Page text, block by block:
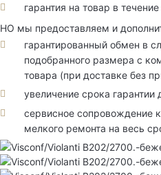
гарантия на товар в
НО мы предоставляем и
гарантированный обмен в
подобранного размера с
товара (при доставке без
увеличение срока гарантии
сервисное сопровождение
мелкого ремонта на весь